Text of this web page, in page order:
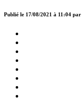
Publié le 17/08/2021 à 11:04 par